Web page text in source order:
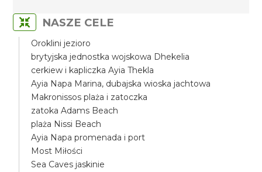
NASZE CELE
Oroklini jezioro
brytyjska jednostka wojskowa Dhekelia
cerkiew i kapliczka Ayia Thekla
Ayia Napa Marina, dubajska wioska jachtowa
Makronissos plaża i zatoczka
zatoka Adams Beach
plaża Nissi Beach
Ayia Napa promenada i port
Most Miłości
Sea Caves jaskinie